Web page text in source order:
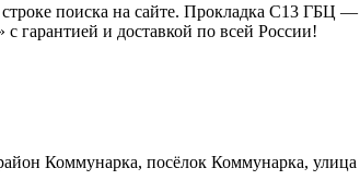
поиска на сайте. Прокладка С13
гарантией и доставкой по всей России!
Коммунарка, посёлок Коммунарка,